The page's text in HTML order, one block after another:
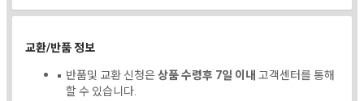
교환/반품 정보
반품및 교환 신청은상품 수령후 7일 이내고객센터를 통해
할 수 있습니다.